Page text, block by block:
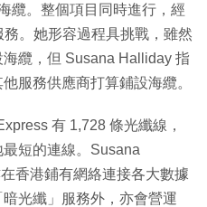
纜。整個項目同時進行，經
。她形容過程具挑戰，雖然
纜，但 Susana Halliday 指
服務供應商打算鋪設海纜。
有 1,728 條光纖線，
短的連線。Susana
香港鋪有網絡連接各大數據
光纖」服務外，亦會營運